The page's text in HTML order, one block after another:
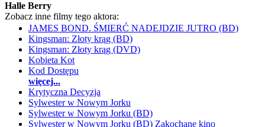
Halle Berry
Zobacz inne filmy tego aktora:
JAMES BOND. ŚMIERĆ NADEJDZIE JUTRO (BD)
Kingsman: Złoty krąg (BD)
Kingsman: Złoty krąg (DVD)
Kobieta Kot
Kod Dostępu
więcej...
Krytyczna Decyzja
Sylwester w Nowym Jorku
Sylwester w Nowym Jorku (BD)
Sylwester w Nowym Jorku (BD) Zakochane kino